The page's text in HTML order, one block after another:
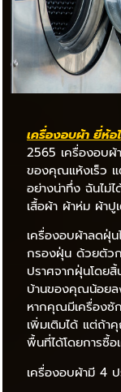
เครื่องอบผ้า ยี่ห้อ
2565 เครื่องอบผ้
ของคุณแห้งเร็ว
อย่างน่าทึ่ง ฉันไม่
เสื้อผ้า ผ้าห่ม ผ้าปู
เครื่องอบผ้าลดฝุ่น
กรองฝุ่น ด้วยตัวก
ปราศจากฝุ่นโดย
บ้านของคุณน้อยล
หากคุณมีเครื่องซั
เพิ่มเติมได้ แต่ถ้า
พื้นที่ได้โดยการซื้
เครื่องอบผ้ามี 4 ป